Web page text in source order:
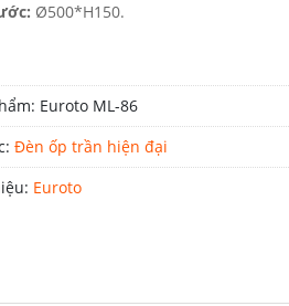
Ø500*H150.
Euroto ML-86
Đèn ốp trần hiện đại
Euroto